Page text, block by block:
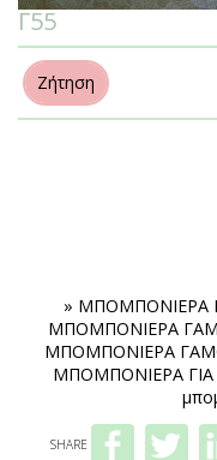
Γ55
Ζήτηση
» ΜΠΟΜΠΟΝΙΕΡΑ
ΜΠΟΜΠΟΝΙΕΡΑ
ΜΠΟΜΠΟΝΙΕΡΑ
ΜΠΟΜΠΟΝΙΕΡΑ
SHARE